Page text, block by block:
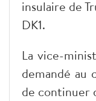
insulaire de
DK1.
La vice-
demandé au
de continuer